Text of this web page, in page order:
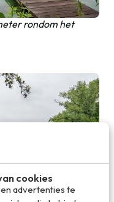
cookies
advertenties te
rondom het